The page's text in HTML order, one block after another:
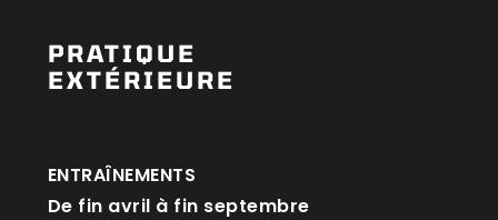
PRATIQUE
EXTÉRIEURE
ENTRAÎNEMENTS
De fin avril à fin septembre